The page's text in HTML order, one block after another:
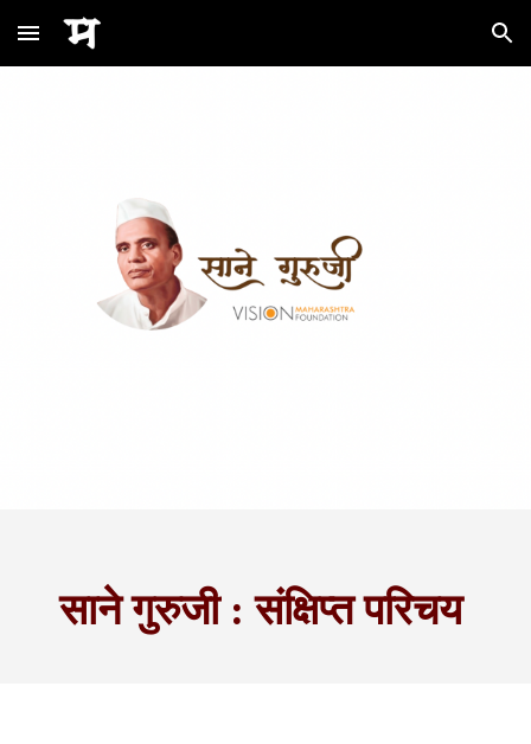
Skip to main content Skip to navigation
साने गुरुजी : संक्षिप्त परिचय